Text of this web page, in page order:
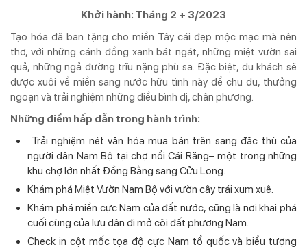
Khởi hành: Tháng 2 + 3/2023
Tạo hóa đã ban tặng cho miền Tây cái đẹp mộc mạc mà nên
thơ, với những cánh đồng xanh bát ngát, những miệt vườn sai
quả, những ngả đường trĩu nặng phù sa. Đặc biệt, du khách sẽ
được xuôi về miền sang nước hữu tình này để chu du, thưởng
ngoạn và trải nghiệm những điều bình dị, chân phương.
Những điểm hấp dẫn trong hành trình:
Trải nghiệm nét văn hóa mua bán trên sang đặc thù của
người dân Nam Bộ tại chợ nổi Cái Răng– một trong những
khu chợ lớn nhất Đồng Bằng sang Cửu Long.
Khám phá Miệt Vườn Nam Bộ với vườn cây trái xum xuê.
Khám phá miền cực Nam của đất nước, cũng là nơi khai phá
cuối cùng của lưu dân đi mở cõi đất phương Nam.
Check in cột mốc tọa độ cực Nam tổ quốc và biểu tượng